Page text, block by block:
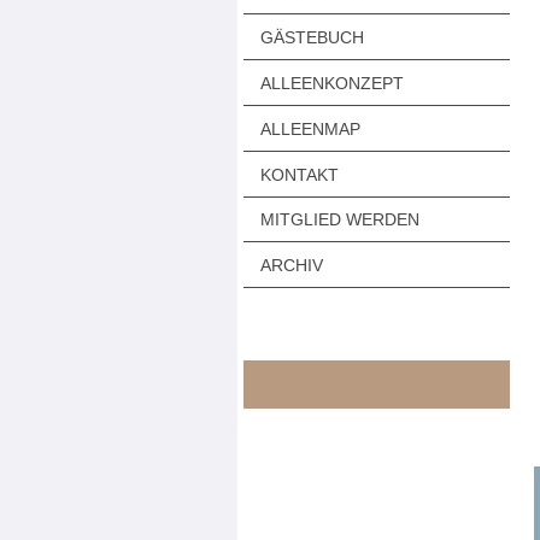
GÄSTEBUCH
ALLEENKONZEPT
ALLEENMAP
KONTAKT
MITGLIED WERDEN
ARCHIV